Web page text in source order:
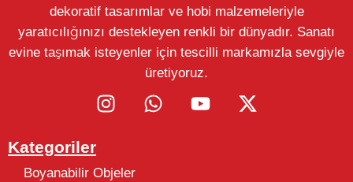
dekoratif tasarımlar ve hobi malzemeleriyle
yaratıcılığınızı destekleyen renkli bir dünyadır. Sanatı
evine taşımak isteyenler için tescilli markamızla sevgiyle
üretiyoruz.
Kategoriler
Boyanabilir Objeler